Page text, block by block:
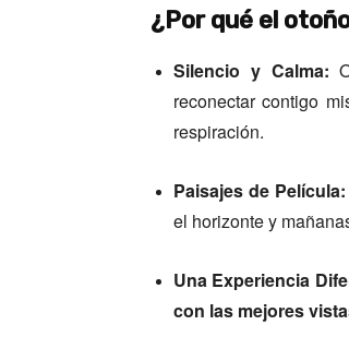
¿Por qué el
Silencio y Calma:
reconectar contigo
respiración.
Paisajes de Película:
el horizonte y
Una Experiencia
con las mejores